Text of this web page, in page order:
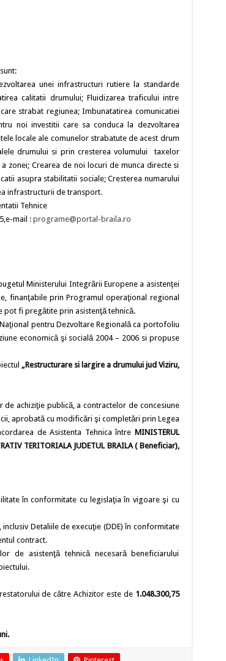
unei infrastructuri rutiere la standarde
calitatii drumului; Fluidizarea traficului intre
strabat regiunea; Imbunatatirea comunicatiei
noi investitii care sa conduca la dezvoltarea
locale ale comunelor strabatute de acest drum
drumului si prin cresterea volumului taxelor
zonei; Crearea de noi locuri de munca directe si
asupra stabilitatii sociale; Cresterea numarului
infrastructurii de transport.
Tehnice
mail :programe@portal-braila.ro
Ministerului Integrării Europene a asistenţei
finanţabile prin Programul operaţional regional
pot fi pregătite prin asistenţă tehnică.
pentru Dezvoltare Regională ca portofoliu
economică şi socială 2004 – 2006 si propuse
„Restructurare si largire a drumului jud Viziru,
achiziţie publică, a contractelor de concesiune
aprobată cu modificări şi completări prin Legea
de Asistenta Tehnica între MINISTERUL
TERITORIALA JUDETUL BRAILA ( Beneficiar),
în conformitate cu legislaţia în vigoare şi cu
Detaliile de execuţie (DDE) în conformitate
contract.
de asistenţă tehnică necesară beneficiarului
de către Achizitor este de 1.048.300,75